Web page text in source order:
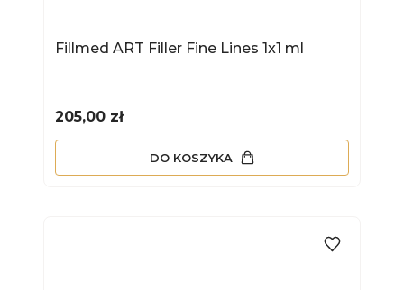
Fillmed ART Filler Fine Lines 1x1 ml
Cena
205,00 zł
DO KOSZYKA